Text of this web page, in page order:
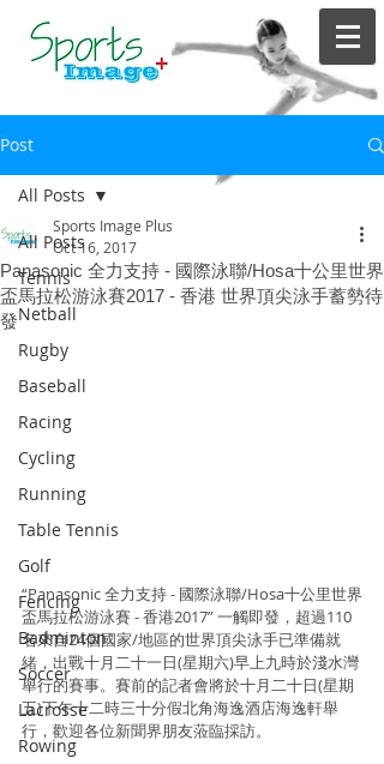
Post
All Posts
Tennis
Netball
Rugby
Baseball
Racing
Cycling
Running
Table Tennis
Golf
Fencing
Badminton
Soccer
Lacrosse
Rowing
All Posts
Panasonic 全力支持 - 國際泳聯/Hosa十公里世界
盃馬拉松游泳賽2017 - 香港 世界頂尖泳手蓄勢待
發
Sports Image Plus
Oct 16, 2017
“Panasonic 全力支持 - 國際泳聯/Hosa十公里世界
盃馬拉松游泳賽 - 香港2017” 一觸即發，超過110
名來自24個國家/地區的世界頂尖泳手已準備就
緒，出戰十月二十一日(星期六)早上九時於淺水灣
舉行的賽事。賽前的記者會將於十月二十日(星期
五)下午十二時三十分假北角海逸酒店海逸軒舉
行，歡迎各位新聞界朋友蒞臨採訪。